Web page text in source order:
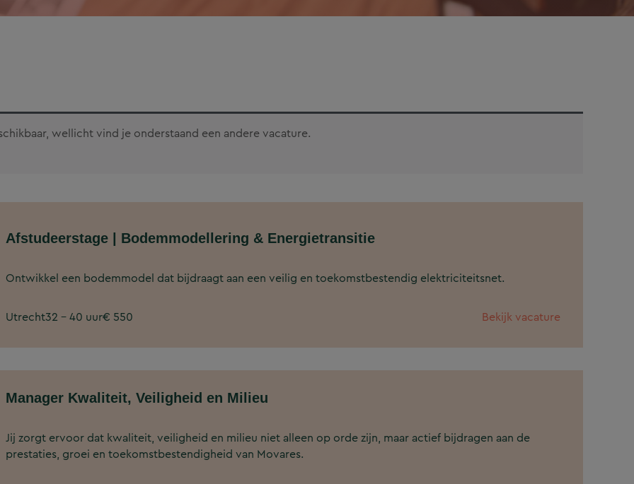
wellicht vind je onderstaand een andere vacature.
Afstudeerstage | Bodemmodellering & Energietransitie
Ontwikkel een bodemmodel dat bijdraagt aan een veilig en toekomstbestendig elektriciteitsnet.
Utrecht32 - 40 uur€ 550 Bekijk vacature
Manager Kwaliteit, Veiligheid en Milieu
Jij zorgt ervoor dat kwaliteit, veiligheid en milieu niet alleen op orde zijn, maar actief bijdragen aan de
prestaties, groei en toekomstbestendigheid van Movares.